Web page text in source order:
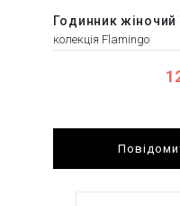
Годинник
колекція Flamingo